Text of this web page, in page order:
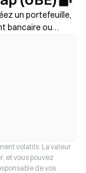
un portefeuille,
bancaire ou
de
avant de
stockage de UBE.
et le prestataire.
volatils. La valeur
et vous pouvez
de vos